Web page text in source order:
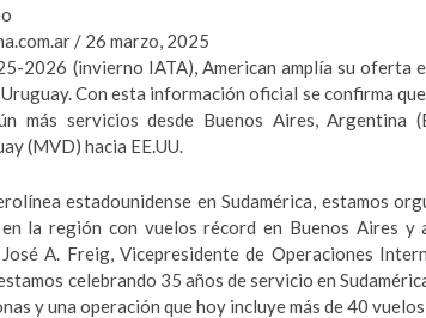
/ 26 marzo, 2025
2026 (invierno IATA), American amplía su oferta
Con esta información oficial se confirma
más servicios desde Buenos Aires, Argentina
(MVD) hacia EE.UU.
estadounidense en Sudamérica, estamos
la región con vuelos récord en Buenos Aires y
A. Freig, Vicepresidente de Operaciones
celebrando 35 años de servicio en
y una operación que hoy incluye más de 40